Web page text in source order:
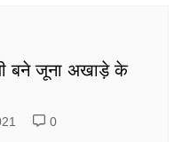
बने जूना अखाड़े के
0